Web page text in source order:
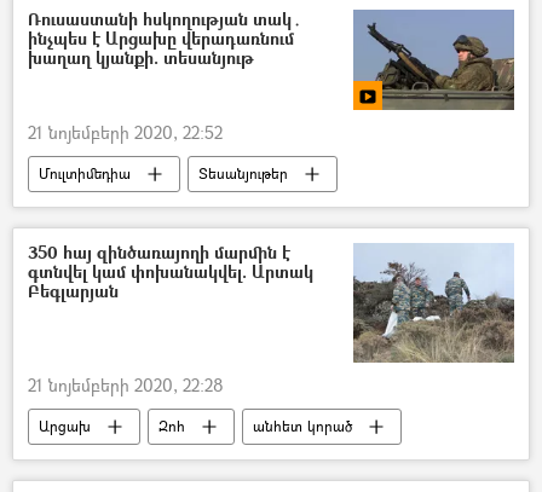
Զոհ
«Ալաշկերտ» ֆուտբոլային ակումբ
Ռուսաստանի հսկողության տակ․
ինչպես է Արցախը վերադառնում
խաղաղ կյանքի. տեսանյութ
21 նոյեմբերի 2020, 22:52
Մուլտիմեդիա
Տեսանյութեր
խաղաղապահ
Ստեփանակերտ
Իրադրությունը Հայաստանում և Արցախում հայտարարության ստորագրումից հետո
350 հայ զինծառայողի մարմին է
գտնվել կամ փոխանակվել. Արտակ
Բեգլարյան
21 նոյեմբերի 2020, 22:28
Արցախ Զոհ
անհետ կորած
Արցախյան պատերազմ